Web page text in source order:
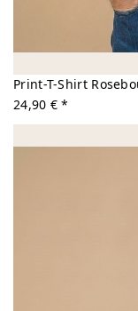
Print-T-Shirt
24,90 € *